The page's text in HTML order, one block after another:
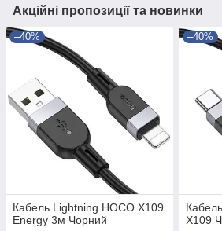
Акційні пропозиції та новинки
–40%
Кабель Lightning HOCO X109
Energy 3м Чорний
–40%
X109